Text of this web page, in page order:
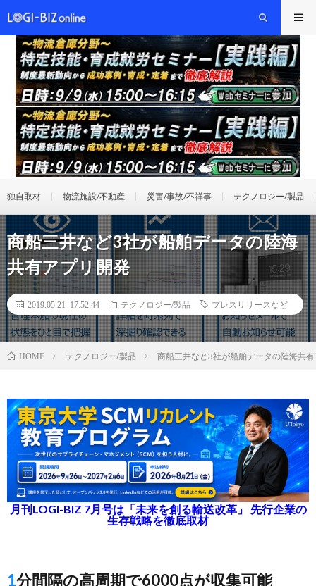
独自取材 物流施設/不動産 災害/事故/不祥事 テクノロジー/製品
商船三井など3社が船舶データの陸海
共有アプリ開発
2019.05.21 17:52:44 テクノロジー/製品 プレスリリースなど
HOME テクノロジー/製品 商船三井など3社が船舶データの陸海共
月刊LOGI-BIZ 7月号は「未来を創る輸送改革」 先行企業の
生存戦略を徹底取材
1分間隔の高周期で6000点が収集可能